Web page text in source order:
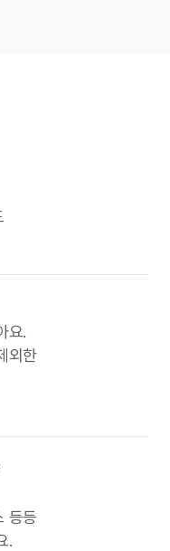
요.
외한
등등
.